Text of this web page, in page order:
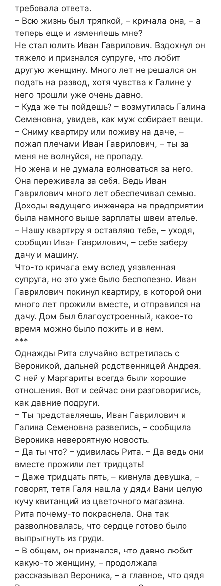
требовала ответа.
– Всю жизнь был тряпкой, – кричала она, – а
теперь еще и изменяешь мне?
Не стал юлить Иван Гаврилович. Вздохнул он
тяжело и признался супруге, что любит
другую женщину. Много лет не решался он
подать на развод, хотя чувства к Галине у
него прошли уже очень давно.
– Куда же ты пойдешь? – возмутилась Галина
Семеновна, увидев, как муж собирает вещи.
– Сниму квартиру или поживу на даче, –
пожал плечами Иван Гаврилович, – ты за
меня не волнуйся, не пропаду.
Но жена и не думала волноваться за него.
Она переживала за себя. Ведь Иван
Гаврилович много лет обеспечивал семью.
Доходы ведущего инженера на предприятии
была намного выше зарплаты швеи ателье.
– Нашу квартиру я оставляю тебе, – уходя,
сообщил Иван Гаврилович, – себе заберу
дачу и машину.
Что-то кричала ему вслед уязвленная
супруга, но это уже было бесполезно. Иван
Гаврилович покинул квартиру, в которой они
много лет прожили вместе, и отправился на
дачу. Дом был благоустроенный, какое-то
время можно было пожить и в нем.
***
Однажды Рита случайно встретилась с
Вероникой, дальней родственницей Андрея.
С ней у Маргариты всегда были хорошие
отношения. Вот и сейчас они разговорились,
как давние подруги.
– Ты представляешь, Иван Гаврилович и
Галина Семеновна развелись, – сообщила
Вероника невероятную новость.
– Да ты что? – удивилась Рита. – Да ведь они
вместе прожили лет тридцать!
– Даже тридцать пять, – кивнула девушка, –
говорят, тетя Галя нашла у дяди Вани целую
кучу квитанций из цветочного магазина.
Рита почему-то покраснела. Она так
разволновалась, что сердце готово было
выпрыгнуть из груди.
– В общем, он признался, что давно любит
какую-то женщину, – продолжала
рассказывал Вероника, – а главное, что дядя